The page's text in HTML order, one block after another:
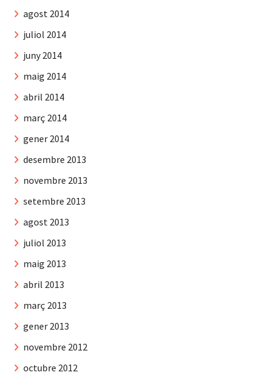
agost 2014
juliol 2014
juny 2014
maig 2014
abril 2014
març 2014
gener 2014
desembre 2013
novembre 2013
setembre 2013
agost 2013
juliol 2013
maig 2013
abril 2013
març 2013
gener 2013
novembre 2012
octubre 2012